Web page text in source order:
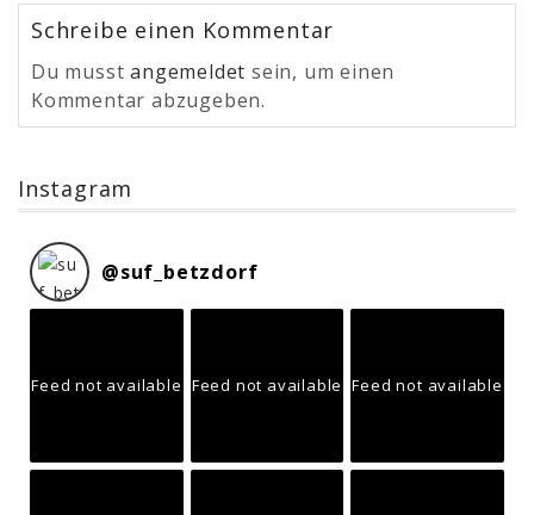
Schreibe einen Kommentar
Du musstangemeldet sein, um einen
Kommentar abzugeben.
Instagram
@suf_betzdorf
Feed not available Feed not available Feed not available